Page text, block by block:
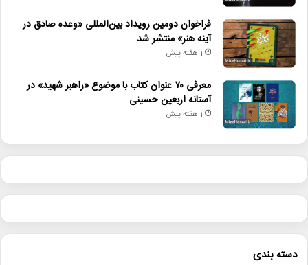
فراخوان دومین رویداد بین‌المللی «وعده صادق در
آینه هنر» منتشر شد
1 هفته پیش
معرفی ۷۰ عنوان کتاب با موضوع «راهبر شهید» در
آستانه اربعین حسینی
1 هفته پیش
دسته بندی